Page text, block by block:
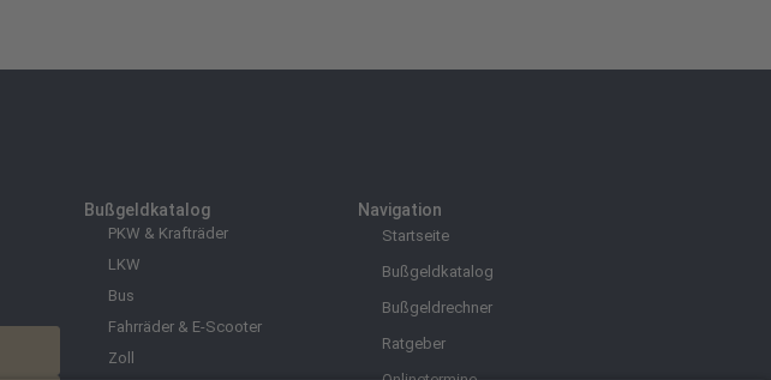
Bußgeldkatalog
PKW & Krafträder
LKW
Bus
Fahrräder & E-Scooter
Zoll
Navigation
Startseite
Bußgeldkatalog
Bußgeldrechner
Ratgeber